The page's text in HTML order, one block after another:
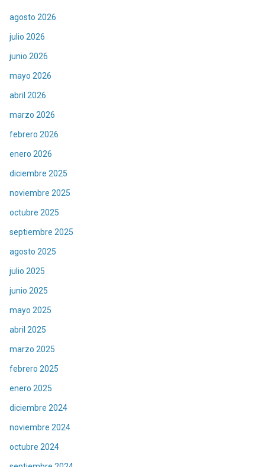
agosto 2026
julio 2026
junio 2026
mayo 2026
abril 2026
marzo 2026
febrero 2026
enero 2026
diciembre 2025
noviembre 2025
octubre 2025
septiembre 2025
agosto 2025
julio 2025
junio 2025
mayo 2025
abril 2025
marzo 2025
febrero 2025
enero 2025
diciembre 2024
noviembre 2024
octubre 2024